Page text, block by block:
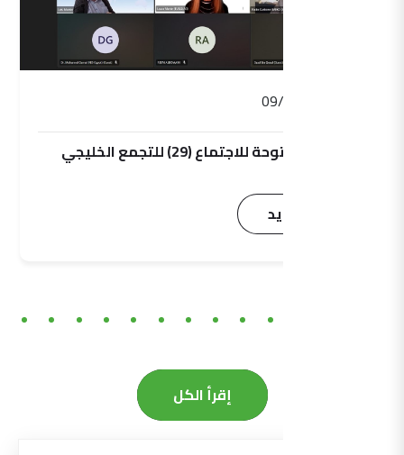
09/09/2025
الجلسة المفتوحة للاجتماع (29) للتجمع الخليجي
اقرأ المزيد
إقرأ الكل